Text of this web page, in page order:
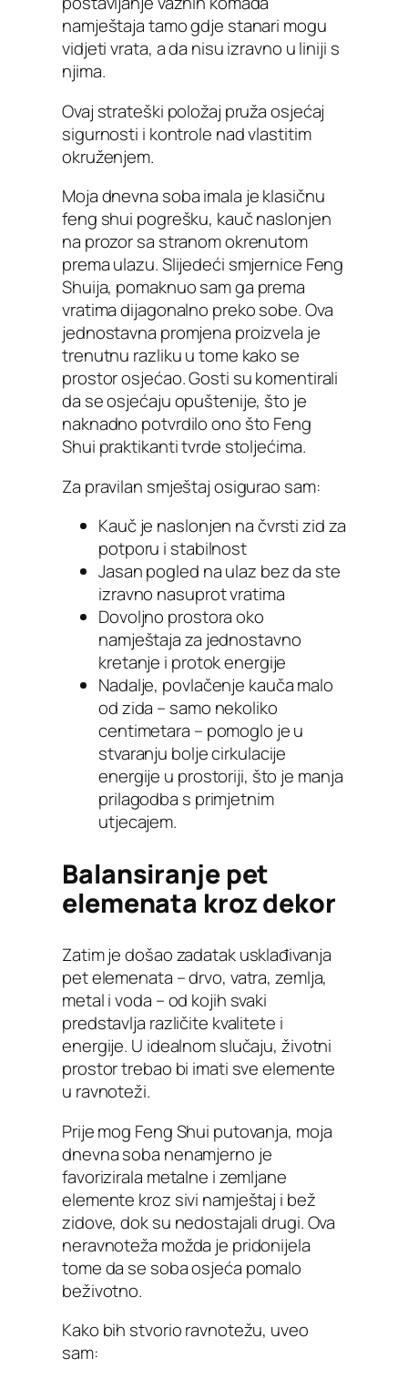
namještaja tamo gdje stanari mogu
vidjeti vrata, a da nisu izravno u liniji s
njima.
Ovaj strateški položaj pruža osjećaj
sigurnosti i kontrole nad vlastitim
okruženjem.
Moja dnevna soba imala je klasičnu
feng shui pogrešku, kauč naslonjen
na prozor sa stranom okrenutom
prema ulazu. Slijedeći smjernice Feng
Shuija, pomaknuo sam ga prema
vratima dijagonalno preko sobe. Ova
jednostavna promjena proizvela je
trenutnu razliku u tome kako se
prostor osjećao. Gosti su komentirali
da se osjećaju opuštenije, što je
naknadno potvrdilo ono što Feng
Shui praktikanti tvrde stoljećima.
Za pravilan smještaj osigurao sam:
Kauč je naslonjen na čvrsti zid za
potporu i stabilnost
Jasan pogled na ulaz bez da ste
izravno nasuprot vratima
Dovoljno prostora oko
namještaja za jednostavno
kretanje i protok energije
Nadalje, povlačenje kauča malo
od zida – samo nekoliko
centimetara – pomoglo je u
stvaranju bolje cirkulacije
energije u prostoriji, što je manja
prilagodba s primjetnim
utjecajem.
Balansiranje pet
elemenata kroz dekor
Zatim je došao zadatak usklađivanja
pet elemenata – drvo, vatra, zemlja,
metal i voda – od kojih svaki
predstavlja različite kvalitete i
energije. U idealnom slučaju, životni
prostor trebao bi imati sve elemente
u ravnoteži.
Prije mog Feng Shui putovanja, moja
dnevna soba nenamjerno je
favorizirala metalne i zemljane
elemente kroz sivi namještaj i bež
zidove, dok su nedostajali drugi. Ova
neravnoteža možda je pridonijela
tome da se soba osjeća pomalo
beživotno.
Kako bih stvorio ravnotežu, uveo
sam: